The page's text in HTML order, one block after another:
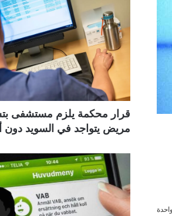
قرار محكمة يلزم مستشفى
مريض يتواجد في السويد دون